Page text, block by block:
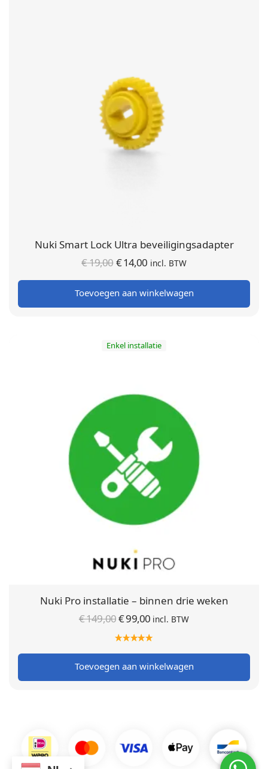
Nuki Smart Lock Ultra beveiligingsadapter
€19,00Oorspronkelijke
prijs was:
€ 19,00.
€14,00 Huidige
prijs is:
€ 14,00.
incl. BTW
Toevoegen aan winkelwagen
Enkel installatie
Nuki Pro installatie – binnen drie weken
€149,00Oorspronkelijke
prijs was:
€ 149,00.
€99,00 Huidige
€ 99,00.
incl. BTW
Toevoegen aan winkelwagen